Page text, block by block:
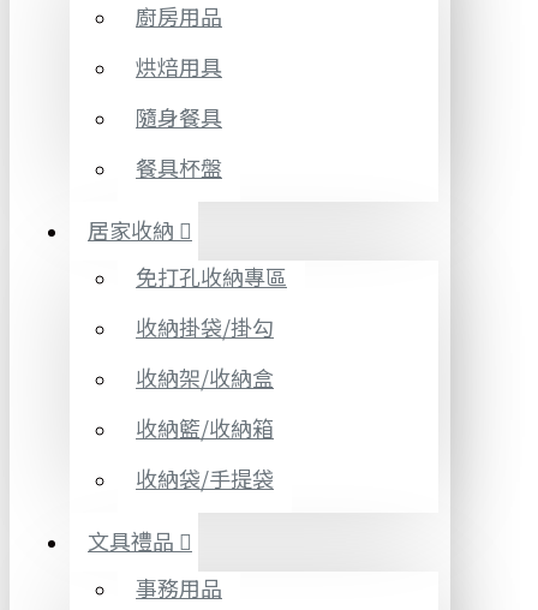
廚房用品
烘焙用具
隨身餐具
餐具杯盤
居家收納
免打孔收納專區
收納掛袋/掛勾
收納架/收納盒
收納籃/收納箱
收納袋/手提袋
文具禮品
事務用品